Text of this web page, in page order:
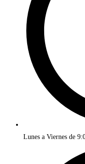
Lunes a Viernes de